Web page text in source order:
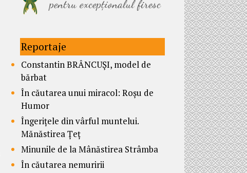
Reportaje
Constantin BRÂNCUȘI, model de
bărbat
În căutarea unui miracol: Roșu de
Humor
Îngerițele din vârful muntelui.
Mănăstirea Țeț
Minunile de la Mânăstirea Strâmba
În căutarea nemuririi